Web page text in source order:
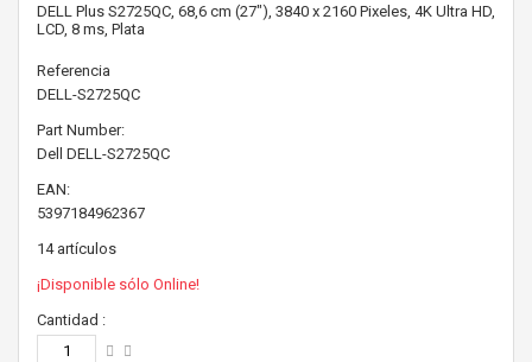
DELL Plus S2725QC, 68,6 cm (27"), 3840 x 2160 Pixeles, 4K Ultra HD,
LCD, 8 ms, Plata
Referencia
DELL-S2725QC
Part Number:
Dell DELL-S2725QC
EAN:
5397184962367
14 artículos
¡Disponible sólo Online!
Cantidad :